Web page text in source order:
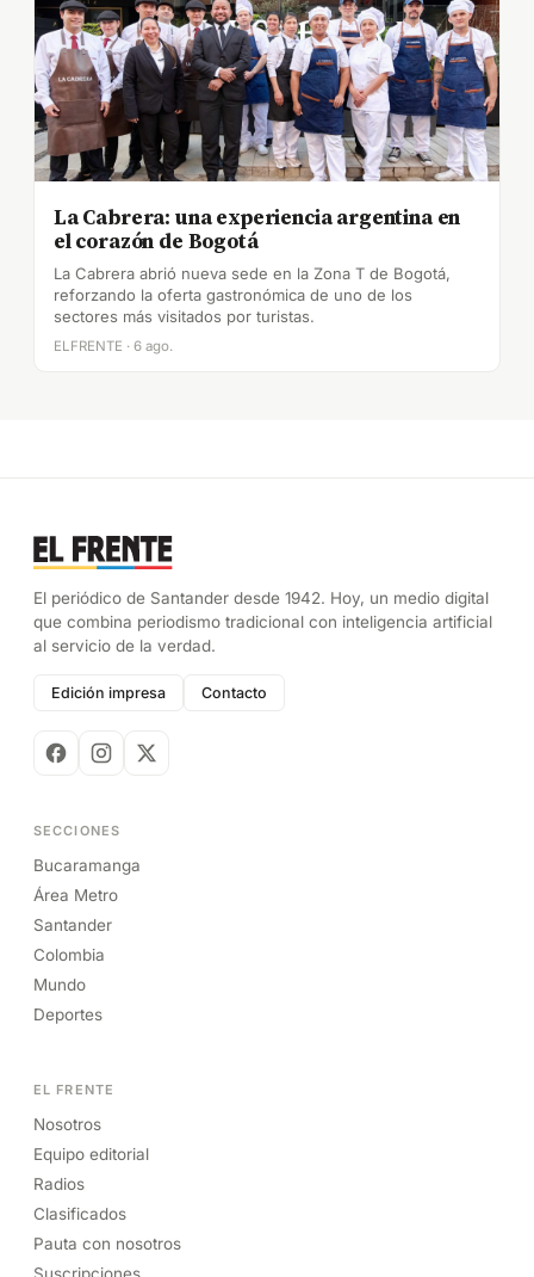
La Cabrera: una experiencia argentina en
el corazón de Bogotá
La Cabrera abrió nueva sede en la Zona T de Bogotá,
reforzando la oferta gastronómica de uno de los
sectores más visitados por turistas.
ELFRENTE · 6 ago.
El periódico de Santander desde 1942. Hoy, un medio digital
que combina periodismo tradicional con inteligencia artificial
al servicio de la verdad.
Edición impresa Contacto
SECCIONES
Bucaramanga
Área Metro
Santander
Colombia
Mundo
Deportes
EL FRENTE
Nosotros
Equipo editorial
Radios
Clasificados
Pauta con nosotros
Suscripciones